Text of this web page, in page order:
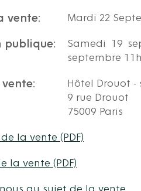
vente: Mardi 22
publique:
Samedi 19
septembre
Hôtel Drouot -
9 rue Drouot
75009 Paris
la vente (PDF)
la vente (PDF)